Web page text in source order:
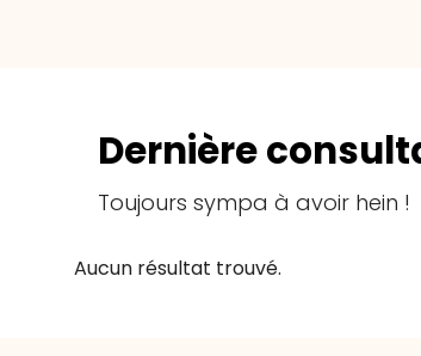
Dernière
Toujours sympa à avoir hein !
Aucun résultat trouvé.